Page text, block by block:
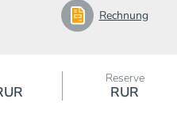
Rechnung
Reserve
RUR